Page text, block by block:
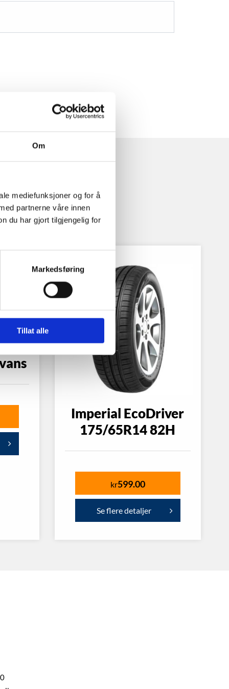
Om
mediefunksjoner og for å
partnerne våre innen
du har gjort tilgjengelig for
Markedsføring
Tillat alle
Imperial EcoDriver
175/65R14 82H
kr599.00
Se flere detaljer